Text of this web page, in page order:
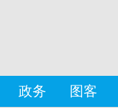
政务 图客